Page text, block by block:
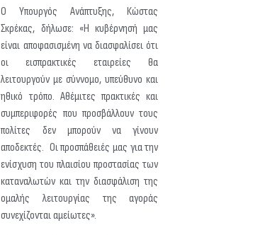
Ο Υπουργός Ανάπτυξης, Κώστας
Σκρέκας, δήλωσε: «Η κυβέρνησή μας
είναι αποφασισμένη να διασφαλίσει ότι
οι εισπρακτικές εταιρείες θα
λειτουργούν με σύννομο, υπεύθυνο και
ηθικό τρόπο. Αθέμιτες πρακτικές και
συμπεριφορές που προσβάλλουν τους
πολίτες δεν μπορούν να γίνουν
αποδεκτές. Οι προσπάθειές μας για την
ενίσχυση του πλαισίου προστασίας των
καταναλωτών και την διασφάλιση της
ομαλής λειτουργίας της αγοράς
συνεχίζονται αμείωτες».